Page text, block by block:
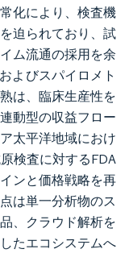
化により、検査機
迫られており、試
ム流通の採用を余
よびスパイロメト
は、臨床生産性を
動型の収益フロー
太平洋地域におけ
検査に対するFDA
ンと価格戦略を再
は単一分析物のス
、クラウド解析を
たエコシステムへ